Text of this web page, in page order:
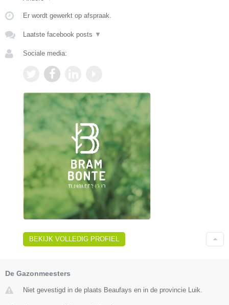
Er wordt gewerkt op afspraak.
Laatste facebook posts ▼
Sociale media:
BEKIJK VOLLEDIG PROFIEL
De Gazonmeesters
Niet gevestigd in de plaats Beaufays en in de provincie Luik.